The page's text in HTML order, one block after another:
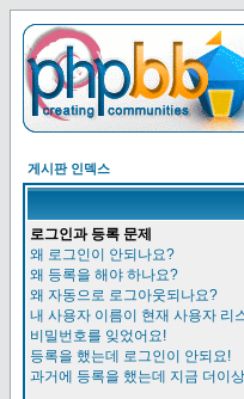
게시판 인덱스
로그인과 등록 문제
왜 로그인이 안되나요?
왜 등록을 해야 하나요?
왜 자동으로 로그아웃되나요?
내 사용자 이름이 현재 사용자 리
비밀번호를 잊었어요!
등록을 했는데 로그인이 안되요!
과거에 등록을 했는데 지금 더이